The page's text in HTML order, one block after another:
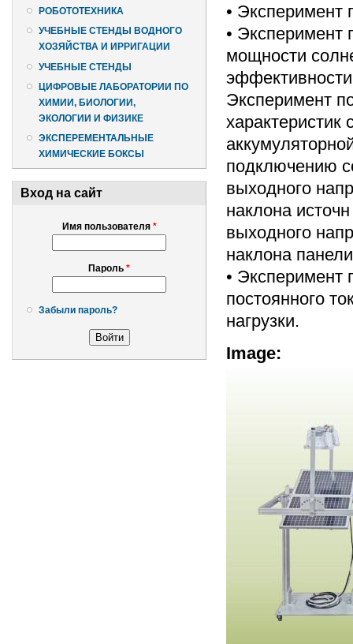
РОБОТОТЕХНИКА
УЧЕБНЫЕ СТЕНДЫ ВОДНОГО
ХОЗЯЙСТВА И ИРРИГАЦИИ
УЧЕБНЫЕ СТЕНДЫ
ЦИФРОВЫЕ ЛАБОРАТОРИИ ПО
ХИМИИ, БИОЛОГИИ,
ЭКОЛОГИИ И ФИЗИКЕ
ЭКСПЕРЕМЕНТАЛЬНЫЕ
ХИМИЧЕСКИЕ БОКСЫ
Вход на сайт
Имя пользователя *
Пароль *
Забыли пароль?
• Эксперимент
•
мощности
Эксперимент
характеристик
подключению
выходного
наклона
выходного
наклона
• Эксперимент
постоянного
нагрузки.
Image: